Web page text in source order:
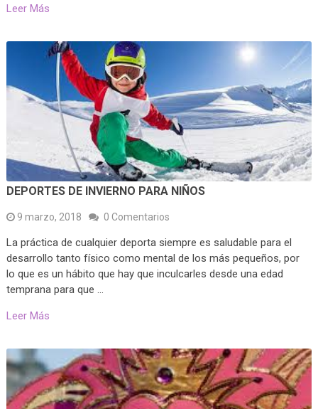
Leer Más
DEPORTES DE INVIERNO PARA NIÑOS
9 marzo, 2018 0 Comentarios
La práctica de cualquier deporta siempre es saludable para el
desarrollo tanto físico como mental de los más pequeños, por
lo que es un hábito que hay que inculcarles desde una edad
temprana para que …
Leer Más